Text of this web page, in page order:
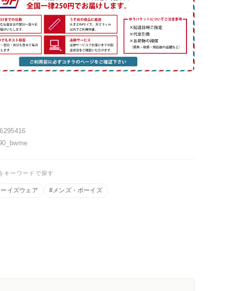
キーワードで探す
イズウェア #メンズ・ボーイズ